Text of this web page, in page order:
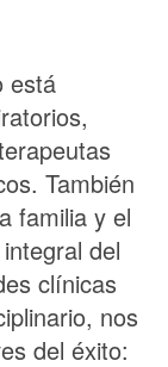
está
También
familia y el
del
clínicas
nos
del éxito: